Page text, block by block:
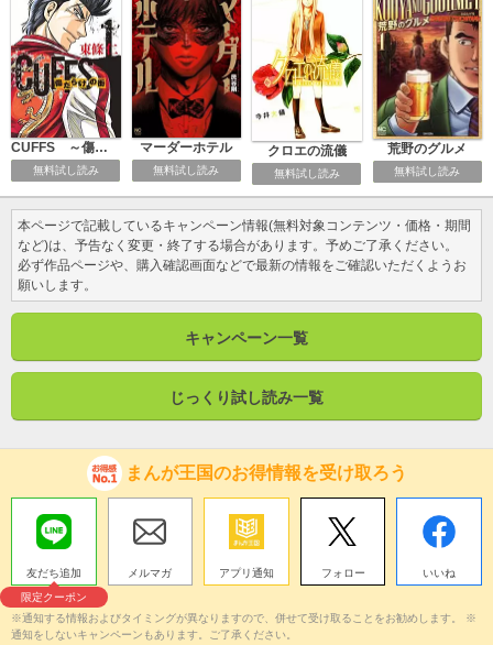
CUFFS ～傷だらけの街～
無料試し読み
マーダーホテル
無料試し読み
クロエの流儀
無料試し読み
荒野のグルメ
無料試し読み
本ページで記載しているキャンペーン情報(無料対象コンテンツ・価格・期間
など)は、予告なく変更・終了する場合があります。予めご了承ください。
必ず作品ページや、購入確認画面などで最新の情報をご確認いただくようお
願いします。
キャンペーン一覧
じっくり試し読み一覧
まんが王国のお得情報を受け取ろう
友だち追加
限定クーポン
メルマガ アプリ通知 フォロー いいね
※通知する情報およびタイミングが異なりますので、併せて受け取ることをお勧めします。 ※
通知をしないキャンペーンもあります。ご了承ください。